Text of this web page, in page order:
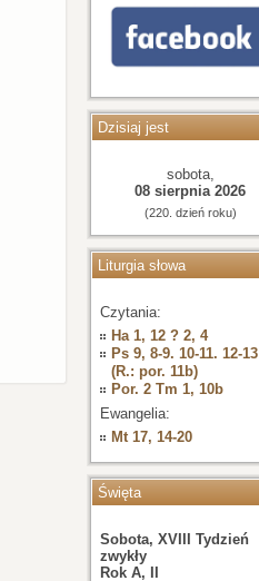
Dzisiaj jest
sobota,
08 sierpnia 2026
(220. dzień roku)
Liturgia słowa
Czytania:
Ha 1, 12 ? 2, 4
Ps 9, 8-9. 10-11. 12-13
(R.: por. 11b)
Por. 2 Tm 1, 10b
Ewangelia:
Mt 17, 14-20
Święta
Sobota, XVIII Tydzień
zwykły
Rok A, II